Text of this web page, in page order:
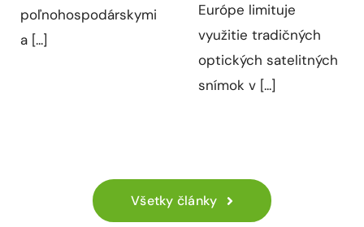
poľnohospodárskymi
a [...]
Európe limituje
využitie tradičných
optických satelitných
snímok v [...]
Všetky články